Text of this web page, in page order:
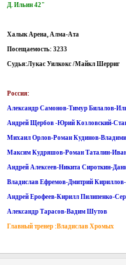
Д. Ильин 42"
Халык Арена, Алма-Ата
Посещаемость: 3233
Судья:Лукас Уилкокс /Майкл Шерриг
Россия:
Александр Самонов-Тимур Билалов-
Андрей Щербов -Юрий Козловский-
Михаил Орлов-Роман Кудинов-
Максим Кудряшов-Роман Таталин-
Андрей Алексеев-Никита Сироткин-
Владислав Ефремов-Дмитрий
Андрей Ерофеев-Кирилл Пилипенко-
Александр Тарасов-Вадим Шутов
Главный тренер :Владислав Хромых